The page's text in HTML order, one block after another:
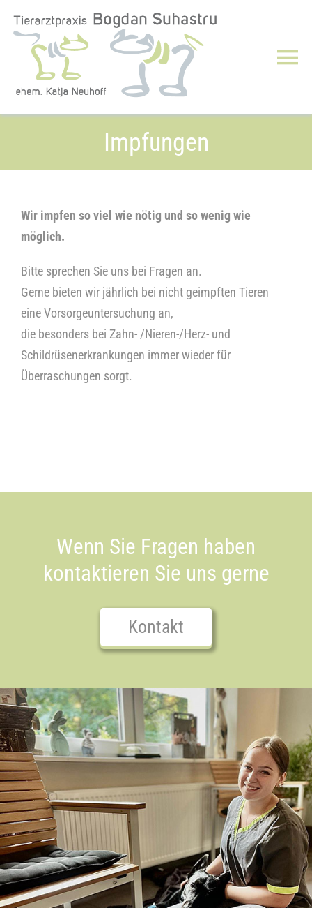
Inhalt
springen
Über uns
Jobs
Kontakt
Impfungen
Wir impfen so viel wie nötig und so wenig wie
möglich.
Bitte sprechen Sie uns bei Fragen an.
Gerne bieten wir jährlich bei nicht geimpften Tieren
eine Vorsorgeuntersuchung an,
die besonders bei Zahn- /Nieren-/Herz- und
Schildrüsenerkrankungen immer wieder für
Überraschungen sorgt.
Wenn Sie Fragen haben
kontaktieren Sie uns gerne
Kontakt